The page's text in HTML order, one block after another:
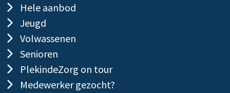
Hele aanbod
Jeugd
Volwassenen
Senioren
PlekindeZorg on tour
Medewerker gezocht?